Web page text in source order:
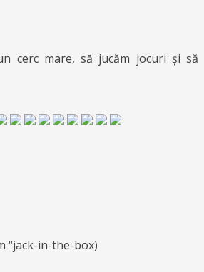
cerc mare, să jucăm jocuri și să
“jack-in-the-box)